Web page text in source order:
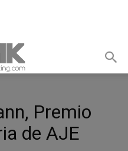
Premio
de AJE